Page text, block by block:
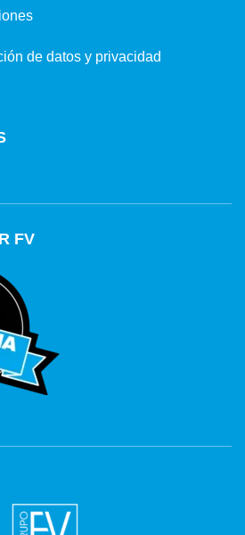
de datos y privacidad
FV